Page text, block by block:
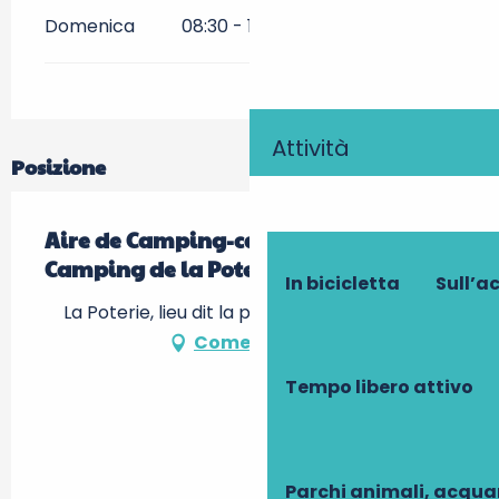
Attività
In bicicletta
Tempo libero attivo
Parchi animali,
Domenica 08:30 - 12:00
Posizione
Aire de Camping-car/Caravane du
Camping de la Poterie
La Poterie, lieu dit la poterie, 37530 Mosnes
Come arrivare